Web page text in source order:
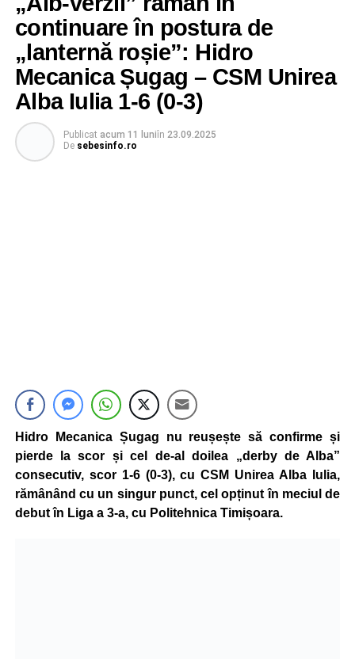
continuare în postura de
„lanternă roșie”: Hidro
Mecanica Șugag – CSM Unirea
Alba Iulia 1-6 (0-3)
Publicat acum 11 luniîn 23.09.2025
De sebesinfo.ro
Hidro Mecanica Șugag nu reușește să confirme și
pierde la scor și cel de-al doilea „derby de Alba”
consecutiv, scor 1-6 (0-3), cu CSM Unirea Alba Iulia,
rămânând cu un singur punct, cel opținut în meciul de
debut în Liga a 3-a, cu Politehnica Timișoara.